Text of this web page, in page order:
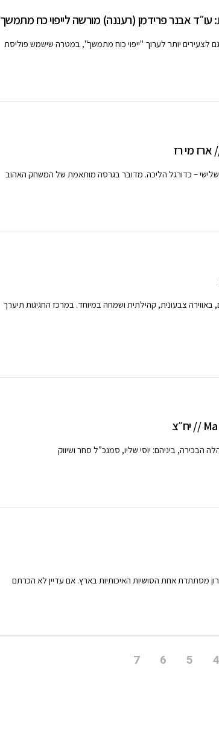
אבנר פרידמן (רעננה) מורשה לייפוי כח מתמשך
לצעירים יותר לערוך "ייפוי כוח מתמשך", במטרה שישמש פוליסת
מי רז
– כדורגל הליכה. מדובר בגרסה מותאמת של המשחק האהוב
באווירה צבעונית, קהילתית ושמחה במיוחד. במרכז החגיגות תיערך
הבכירה, ביניהם: יוסי שליו, סמנכ”ל סחר ושיווק
מסתתרת אחת הסושיות האיכותיות בארץ. אם עדיין לא הכרתם
4
5
6
7